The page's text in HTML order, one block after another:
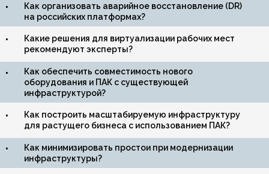
Как организовать аварийное восстановление (DR)
на российских платформах?
Какие решения для виртуализации рабочих мест
рекомендуют эксперты?
Как обеспечить совместимость нового
оборудования и ПАК с существующей
инфраструктурой?
Как построить масштабируемую инфраструктуру
для растущего бизнеса с использованием ПАК?
Как минимизировать простои при модернизации
инфраструктуры?